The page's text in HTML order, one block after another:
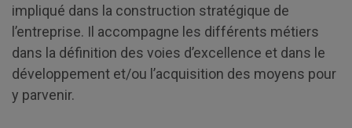
impliqué dans la construction stratégique de
l’entreprise. Il accompagne les différents métiers
dans la définition des voies d’excellence et dans le
développement et/ou l’acquisition des moyens pour
y parvenir.